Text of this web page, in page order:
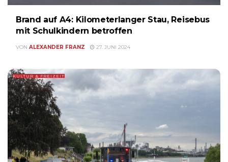
Brand auf A4: Kilometerlanger Stau, Reisebus
mit Schulkindern betroffen
VON ALEXANDER FRANZ 27. JUNI 2024
KULTUR & FREIZEIT